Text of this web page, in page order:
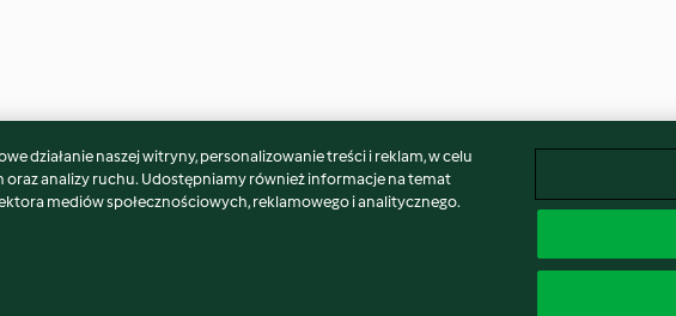
działanie naszej witryny, personalizowanie treści i reklam, w celu
analizy ruchu. Udostępniamy również informacje na temat
mediów społecznościowych, reklamowego i analitycznego.